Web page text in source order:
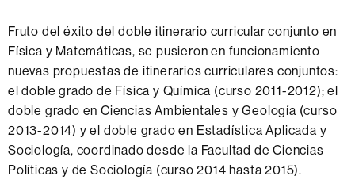
Fruto del éxito del doble itinerario curricular conjunto en
Física y Matemáticas, se pusieron en funcionamiento
nuevas propuestas de itinerarios curriculares conjuntos:
el doble grado de Física y Química (curso 2011-2012); el
doble grado en Ciencias Ambientales y Geología (curso
2013-2014) y el doble grado en Estadística Aplicada y
Sociología, coordinado desde la Facultad de Ciencias
Políticas y de Sociología (curso 2014 hasta 2015).